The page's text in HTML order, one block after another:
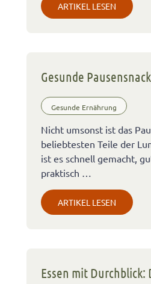
ARTIKEL LESEN
Gesunde
Gesunde Ernährung
Nicht umsonst ist das
beliebtesten Teile der
ist es schnell gemacht,
praktisch …
ARTIKEL LESEN
Essen mit Durchblick: